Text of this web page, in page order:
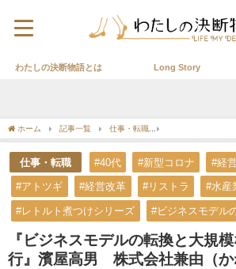
わたしの決断物語とは Long Story
ホーム 記事一覧 仕事・転職
仕事・転職 #40代 #新型コロナ #経
#アトツギ #経営改革 #リストラ #水産
#レトルト煮つけシリーズ #ビジネスモデル
『ビジネスモデルの転換と大規
行』濱屋高男 株式会社兼由（か